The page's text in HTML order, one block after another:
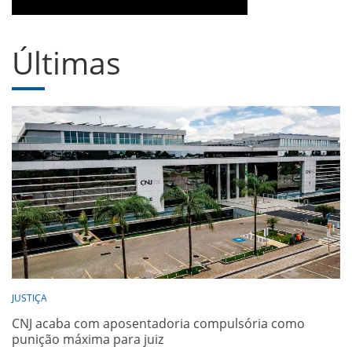
Últimas
JUSTIÇA
CNJ acaba com aposentadoria compulsória como
punição máxima para juiz